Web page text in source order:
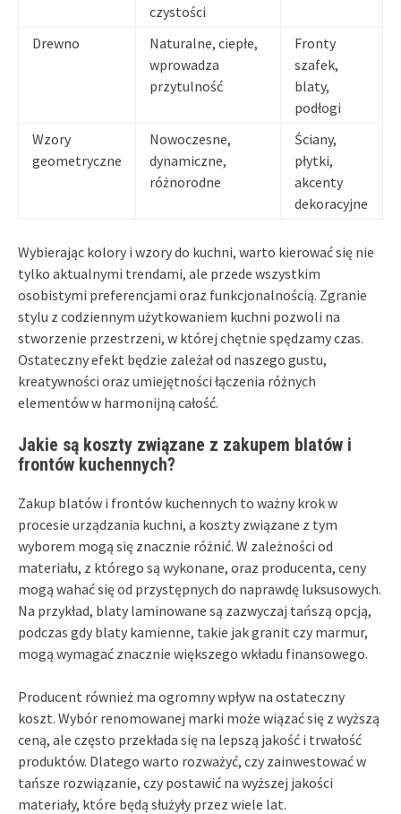
czystości
Drewno
Naturalne, ciepłe,
wprowadza
przytulność
Fronty
szafek,
blaty,
podłogi
Wzory
geometryczne
Nowoczesne,
dynamiczne,
różnorodne
Ściany,
płytki,
akcenty
dekoracyjne
Wybierając kolory i wzory do kuchni, warto kierować się nie
tylko aktualnymi trendami, ale przede wszystkim
osobistymi preferencjami oraz funkcjonalnością. Zgranie
stylu z codziennym użytkowaniem kuchni pozwoli na
stworzenie przestrzeni, w której chętnie spędzamy czas.
Ostateczny efekt będzie zależał od naszego gustu,
kreatywności oraz umiejętności łączenia różnych
elementów w harmonijną całość.
Jakie są koszty związane z zakupem blatów i
frontów kuchennych?
Zakup blatów i frontów kuchennych to ważny krok w
procesie urządzania kuchni, a koszty związane z tym
wyborem mogą się znacznie różnić. W zależności od
materiału, z którego są wykonane, oraz producenta, ceny
mogą wahać się od przystępnych do naprawdę luksusowych.
Na przykład, blaty laminowane są zazwyczaj tańszą opcją,
podczas gdy blaty kamienne, takie jak granit czy marmur,
mogą wymagać znacznie większego wkładu finansowego.
Producent również ma ogromny wpływ na ostateczny
koszt. Wybór renomowanej marki może wiązać się z wyższą
ceną, ale często przekłada się na lepszą jakość i trwałość
produktów. Dlatego warto rozważyć, czy zainwestować w
tańsze rozwiązanie, czy postawić na wyższej jakości
materiały, które będą służyły przez wiele lat.